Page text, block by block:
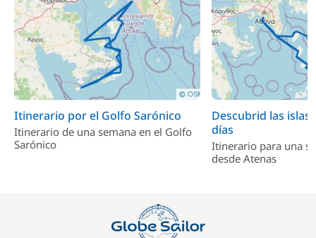
Itinerario por el Golfo Sarónico
Itinerario de una semana en el Golfo
Sarónico
Descubrid las islas
días
Itinerario para una
desde Atenas